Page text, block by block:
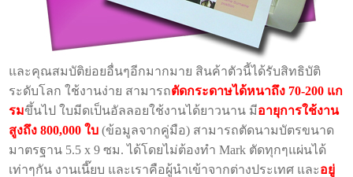
และคุณสมบัติย่อยอื่นๆอีกมากมาย สินค้าตัวนี้ได้รับสิทธิบัติ
ระดับโลก ใช้งานง่าย สามารถตัดกระดาษได้หนาถึง 70-200 แก
รมขึ้นไป ใบมีดเป็นอัลลอยใช้งานได้ยาวนาน มีอายุการใช้งาน
สูงถึง 800,000 ใบ (ข้อมูลจากคู่มือ) สามารถตัดนามบัตรขนาด
มาตรฐาน 5.5 x 9 ซม. ได้โดยไม่ต้องทำ Mark ตัดทุกๆแผ่นได้
เท่าๆกัน งานเนี๊ยบ และเราคือผู้นำเข้าจากต่างประเทศ และอยู่